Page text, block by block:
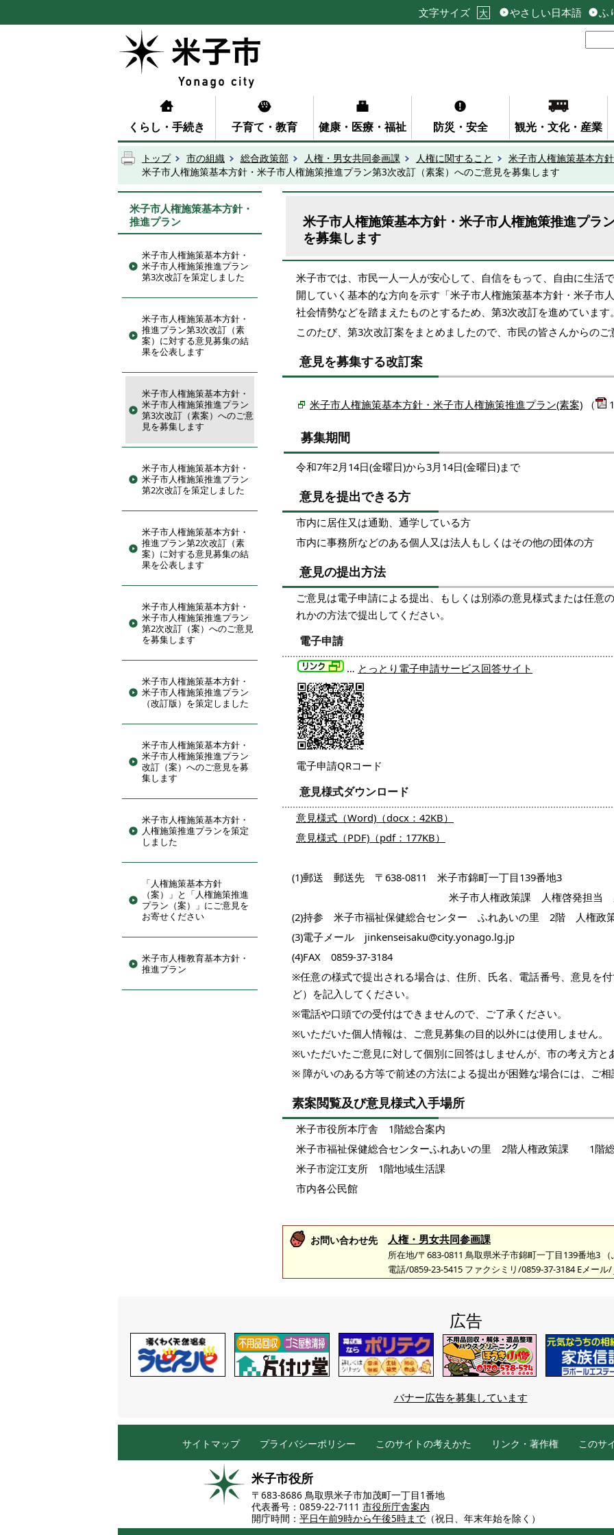
文字サイズ 大 やさしい日本語 ふ
くらし・手続き 子育て・教育 健康・医療・福祉 防災・安全 観光・文化・産業
トップ 市の組織 総合政策部 人権・男女共同参画課 人権に関すること
米子市人権施策基本方
米子市人権施策基本方針・米子市人権施策推進プラン第3次改訂（素案）へのご意見を募集します
米子市人権施策基本方針・
推進プラン
米子市人権施策基本方針・
米子市人権施策推進プラン
第3次改訂を策定しました
米子市人権施策基本方針・
推進プラン第3次改訂（素
案）に対する意見募集の結
果を公表します
米子市人権施策基本方針・
米子市人権施策推進プラン
第3次改訂（素案）へのご意
見を募集します
米子市人権施策基本方針・
米子市人権施策推進プラン
第2次改訂を策定しました
米子市人権施策基本方針・
推進プラン第2次改訂（素
案）に対する意見募集の結
果を公表します
米子市人権施策基本方針・
米子市人権施策推進プラン
第2次改訂（案）へのご意見
を募集します
米子市人権施策基本方針・
米子市人権施策推進プラン
（改訂版）を策定しました
米子市人権施策基本方針・
米子市人権施策推進プラン
改訂（案）へのご意見を募
集します
米子市人権施策基本方針・
人権施策推進プランを策定
しました
「人権施策基本方針
（案）」と「人権施策推進
プラン（案）」にご意見を
お寄せください
米子市人権教育基本方針・
推進プラン
米子市人権施策基本方針・米子市人権施策推進プラ
を募集します
米子市では、市民一人一人が安心して、自信をもって、自由に生活
開していく基本的な方向を示す「米子市人権施策基本方針・米子市
社会情勢などを踏まえたものとするため、第3次改訂を進めています
このたび、第3次改訂案をまとめましたので、市民の皆さんからの
意見を募集する改訂案
米子市人権施策基本方針・米子市人権施策推進プラン(素案) （
募集期間
令和7年2月14日(金曜日)から3月14日(金曜日)まで
意見を提出できる方
市内に居住又は通勤、通学している方
市内に事務所などのある個人又は法人もしくはその他の団体の方
意見の提出方法
ご意見は電子申請による提出、もしくは別添の意見様式または任意
れかの方法で提出してください。
電子申請
… とっとり電子申請サービス回答サイト
電子申請QRコード
意見様式ダウンロード
意見様式（Word)（docx：42KB）
意見様式（PDF)（pdf：177KB）
(1)郵送 郵送先 〒638-0811 米子市錦町一丁目139番地3
米子市人権政策課 人権啓発担当
(2)持参 米子市福祉保健総合センター ふれあいの里 2階 人権政
(3)電子メール jinkenseisaku@city.yonago.lg.jp
(4)FAX 0859-37-3184
※任意の様式で提出される場合は、住所、氏名、電話番号、意見を
ど）を記入してください。
※電話や口頭での受付はできませんので、ご了承 ください。
※いただいた個人情報は、ご意見募集の目的以外には使用しません。
※いただいたご意見に対して個別に回答はしませんが、市の考え方と
※ 障がいのある方等で前述の方法による提出が困難な場合には、ご
素案閲覧及び意見様式入手場所
米子市役所本庁舎 1階総合案内
米子市福祉保健総合センターふれあいの里 2階人権政策課 1階
米子市淀江支所 1階地域生活課
市内各公民館
お問い合わせ先 人権・男女共同参画課
所在地/〒683-0811 鳥取県米子市錦町一丁目139番地3
電話/0859-23-5415 ファクシミリ/0859-37-3184 Eメール/
広告
バナー広告を募集しています
サイトマップ プライバシーポリシー このサイトの考えかた リンク・著作権 このサ
米子市役所
〒683-8686 鳥取県米子市加茂町一丁目1番地
代表番号：0859-22-7111 市役所庁舎案内
開庁時間： 平日午前9時から午後5時まで （祝日、年末年始を除く）